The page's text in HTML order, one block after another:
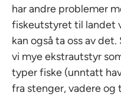
har andre problemer
fiskeutstyret til landet
kan også ta oss av
vi mye ekstrautstyr
typer fiske (unntatt
fra stenger, vadere